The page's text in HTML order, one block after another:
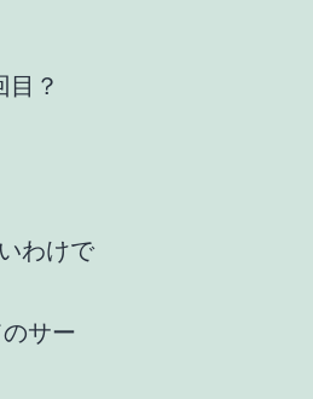
？
わけで
サー